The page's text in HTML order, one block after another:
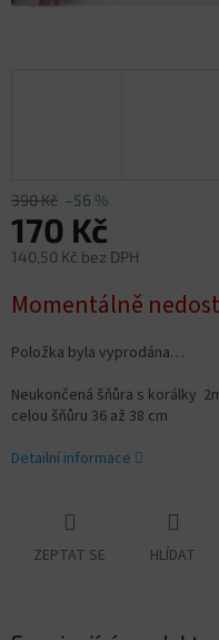
390 Kč –56 %
170 Kč
140,50 Kč bez DPH
cena:
Momentálně
Položka byla vyprodána…
Neukončená šňůra s korálky
celou šňůru 36 až 38 cm
Detailní informace
ZEPTAT SE HLÍDAT